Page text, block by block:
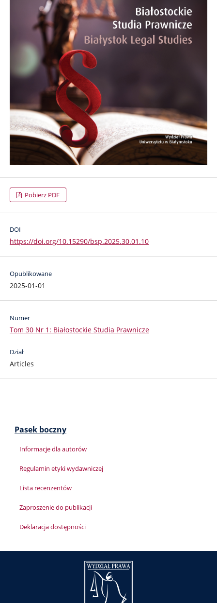
Pobierz PDF
DOI
https://doi.org/10.15290/bsp.2025.30.01.10
Opublikowane
2025-01-01
Numer
Tom 30 Nr 1: Białostockie Studia Prawnicze
Dział
Articles
Pasek boczny
Informacje dla autorów
Regulamin etyki wydawniczej
Lista recenzentów
Zaproszenie do publikacji
Deklaracja dostępności